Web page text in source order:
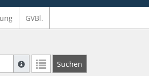
GVBl.
Suche mit Platzhalter "*", Bsp.
Suchen